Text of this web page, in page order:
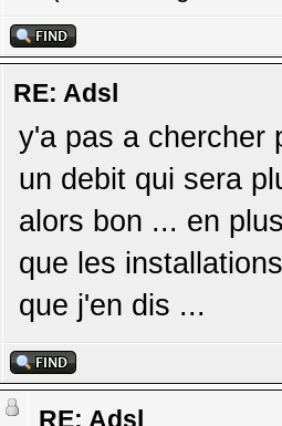
RE: Adsl
y'a pas a chercher
un debit qui sera
alors bon ... en
que les
que j'en dis ...
RE: Adsl